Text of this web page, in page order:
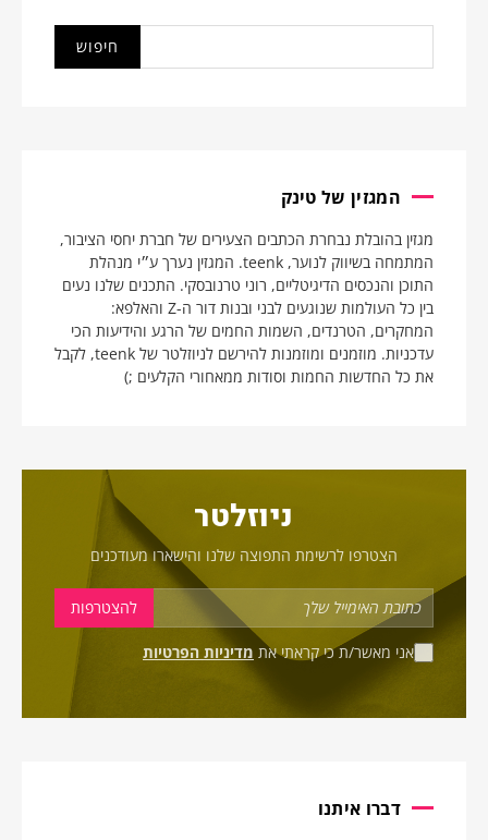
המגזין של טינק
מגזין בהובלת נבחרת הכתבים הצעירים של חברת יחסי הציבור,
המתמחה בשיווק לנוער, teenk. המגזין נערך ע״י מנהלת
התוכן והנכסים הדיגיטליים, רוני טרנובסקי. התכנים שלנו נעים
בין כל העולמות שנוגעים לבני ובנות דור ה-Z והאלפא:
המחקרים, הטרנדים, השמות החמים של הרגע והידיעות הכי
עדכניות. מוזמנים ומוזמנות להירשם לניוזלטר של teenk, לקבל
את כל החדשות החמות וסודות ממאחורי הקלעים ;)
ניוזלטר
הצטרפו לרשימת התפוצה שלנו והישארו מעודכנים
אני מאשר/ת כי קראתי את מדיניות הפרטיות
דברו איתנו